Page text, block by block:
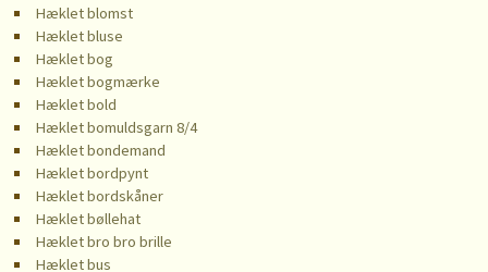
Hæklet blomst
Hæklet bluse
Hæklet bog
Hæklet bogmærke
Hæklet bold
Hæklet bomuldsgarn 8/4
Hæklet bondemand
Hæklet bordpynt
Hæklet bordskåner
Hæklet bøllehat
Hæklet bro bro brille
Hæklet bus